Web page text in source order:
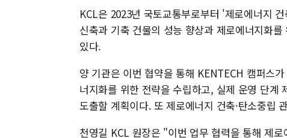
KCL은 2023년 국토교통부로부터 '제로에너지
신축과 기축 건물의 성능 향상과 제로에너지화
있다.
양 기관은 이번 협약을 통해 KENTECH 캠퍼스
너지화를 위한 전략을 수립하고, 실제 운영 단계
도출할 계획이다. 또 제로에너지 건축·탄소중립
천영길 KCL 원장은 "이번 업무 협력을 통해 제